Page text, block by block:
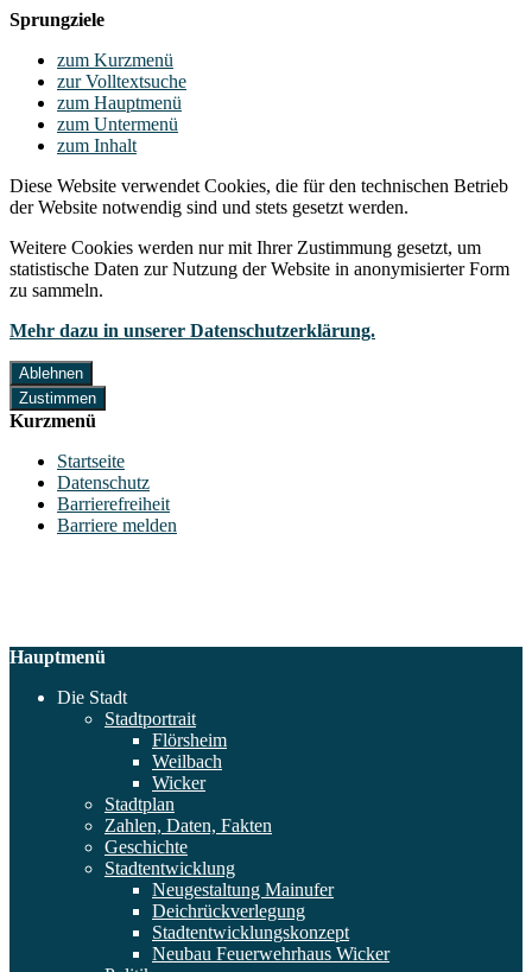
Sprungziele
zum Kurzmenü
zur Volltextsuche
zum Hauptmenü
zum Untermenü
zum Inhalt
Diese Website verwendet Cookies, die für den technischen Betrieb
der Website notwendig sind und stets gesetzt werden.
Weitere Cookies werden nur mit Ihrer Zustimmung gesetzt, um
statistische Daten zur Nutzung der Website in anonymisierter Form
zu sammeln.
Mehr dazu in unserer Datenschutzerklärung.
Ablehnen
Zustimmen
Kurzmenü
Startseite
Datenschutz
Barrierefreiheit
Barriere melden
Hauptmenü
Die Stadt
Stadtportrait
Flörsheim
Weilbach
Wicker
Stadtplan
Zahlen, Daten, Fakten
Geschichte
Stadtentwicklung
Neugestaltung Mainufer
Deichrückverlegung
Stadtentwicklungskonzept
Neubau Feuerwehrhaus Wicker